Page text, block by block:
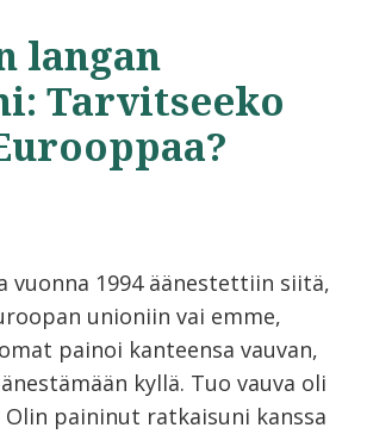
langan
Tarvitseeko
vuonna 1994 äänestettiin siitä,
unioniin vai emme,
painoi kanteensa vauvan,
kyllä. Tuo vauva oli
Olin paininut ratkaisuni kanssa